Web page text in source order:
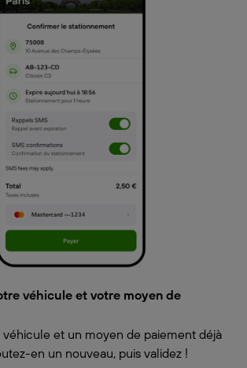
véhicule et votre moyen de
et un moyen de paiement déjà
en un nouveau, puis validez !